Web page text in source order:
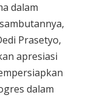
dalam
Prasetyo,
apresiasi
dalam